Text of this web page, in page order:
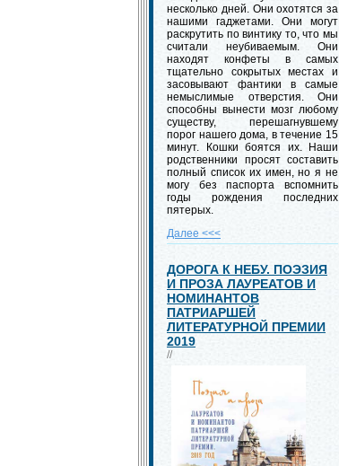
несколько дней. Они охотятся за
нашими гаджетами. Они могут
раскрутить по винтику то, что мы
считали неубиваемым. Они
находят конфеты в самых
тщательно сокрытых местах и
засовывают фантики в самые
немыслимые отверстия. Они
способны вынести мозг любому
существу, перешагнувшему
порог нашего дома, в течение 15
минут. Кошки боятся их. Наши
родственники просят составить
полный список их имен, но я не
могу без паспорта вспомнить
годы рождения последних
пятерых.
Далее <<<
ДОРОГА К НЕБУ. ПОЭЗИЯ
И ПРОЗА ЛАУРЕАТОВ И
НОМИНАНТОВ
ПАТРИАРШЕЙ
ЛИТЕРАТУРНОЙ ПРЕМИИ
2019
//